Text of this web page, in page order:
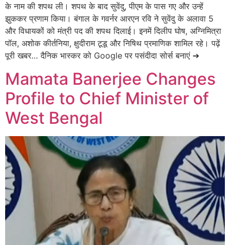
के नाम की शपथ ली। शपथ के बाद सुवेंदु, पीएम के पास गए और उन्हें
झुककर प्रणाम किया। बंगाल के गवर्नर आरएन रवि ने सुवेंदु के अलावा 5
और विधायकों को मंत्री पद की शपथ दिलाई। इनमें दिलीप घोष, अग्निमित्रा
पॉल, अशोक कीर्तनिया, क्षुदीराम टूडू और निषिथ प्रमाणिक शामिल रहे। पढ़ें
पूरी खबर… दैनिक भास्कर को Google पर पसंदीदा सोर्स बनाएं ➔
Mamata Banerjee Changes
Profile to Chief Minister of
West Bengal